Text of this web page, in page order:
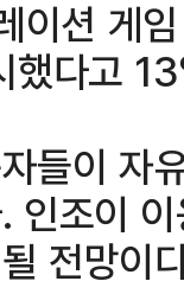
이션 게
했다고
들이 자
인조이
전망이